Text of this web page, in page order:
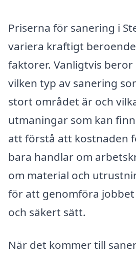
Priserna för sanering i
variera kraftigt
faktorer. Vanligtvis beror
vilken typ av sanering
stort området är och
utmaningar som kan
att förstå att kostnaden
bara handlar om
om material och
för att genomföra
och säkert sätt.
När det kommer till